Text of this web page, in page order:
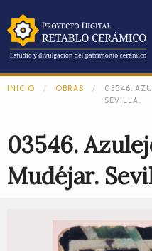
INICIO OBRAS
03546.
SEVILLA.
03546.
Mudéjar.